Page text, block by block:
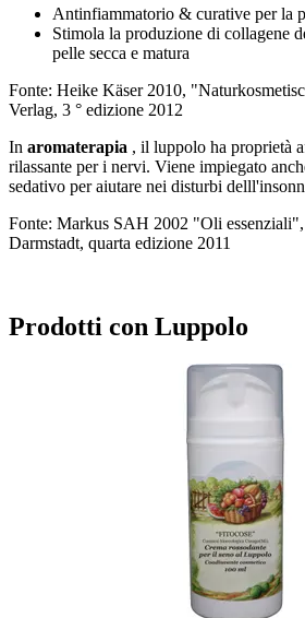
Antinfiammatorio & curative per la
Stimola la produzione di collagene
pelle secca e matura
Fonte: Heike Käser 2010,
Verlag, 3 ° edizione 2012
In aromaterapia , il luppolo ha proprietà
rilassante per i nervi. Viene impiegato
sedativo per aiutare nei disturbi
Fonte: Markus SAH 2002 "Oli
Darmstadt, quarta edizione 2011
Prodotti con Luppolo